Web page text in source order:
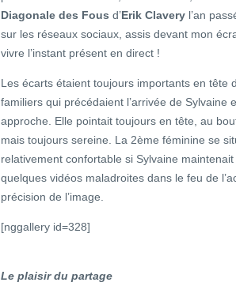
Diagonale des Fous d’Erik Clavery l’an
sur les réseaux sociaux, assis devant mon
vivre l’instant présent en direct !
Les écarts étaient toujours importants en tête
familiers qui précédaient l’arrivée de Sylvaine
approche. Elle pointait toujours en tête, au
mais toujours sereine. La 2ème féminine se
relativement confortable si Sylvaine
quelques vidéos maladroites dans le feu de
précision de l’image.
[nggallery id=328]
Le plaisir du partage